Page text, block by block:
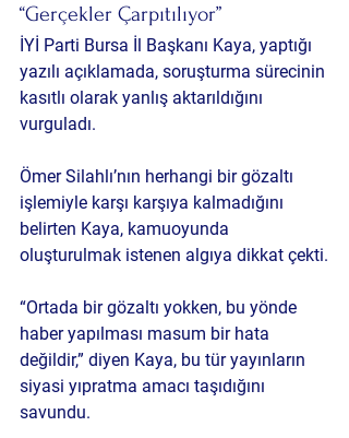
“Gerçekler Çarpıtılıyor”
İYİ Parti Bursa İl Başkanı Kaya, yaptığı
yazılı açıklamada, soruşturma sürecinin
kasıtlı olarak yanlış aktarıldığını
vurguladı.
Ömer Silahlı’nın herhangi bir gözaltı
işlemiyle karşı karşıya kalmadığını
belirten Kaya, kamuoyunda
oluşturulmak istenen algıya dikkat çekti.
“Ortada bir gözaltı yokken, bu yönde
haber yapılması masum bir hata
değildir,” diyen Kaya, bu tür yayınların
siyasi yıpratma amacı taşıdığını
savundu.